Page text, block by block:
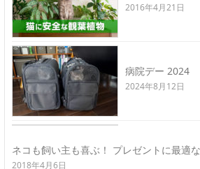
2016年4月21日
病院デー 2024
2024年8月12日
ネコも飼い主も喜ぶ！ プレゼントに最適
2018年4月6日